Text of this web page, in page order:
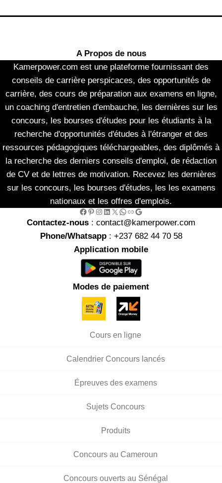
A Propos de nous
Kamerpower.com est une plateforme fournissant des
conseils de carrière perspicaces, des opportunités de
carrière, des cours de préparation aux examens en ligne,
un coaching d'entretien d'embauche, les dernières sur les
concours, les bourses d'études pour les étudiants à la
recherche d'opportunités d'études à l'étranger et des
ressources pédagogiques téléchargeables, des diplômés à
la recherche des derniers conseils d'emploi, de rédaction
de CV et de lettres de motivation. Recevez les dernières
sur les concours, les bourses d'études, les les examens
nationaux et les offres d'emplois.
Facebook Pinterest Instagram LinkedIn X WhatsApp Link Google
Contactez-nous : contact@kamerpower.com
Phone/Whatsapp: +237 682 44 70 58
Application mobile
Modes de paiement
Cours en ligne
Calendrier Concours lancés
Épreuves des examens
Sujets Concours
Produits
Concours au Cameroun
Concours ouverts au Sénégal